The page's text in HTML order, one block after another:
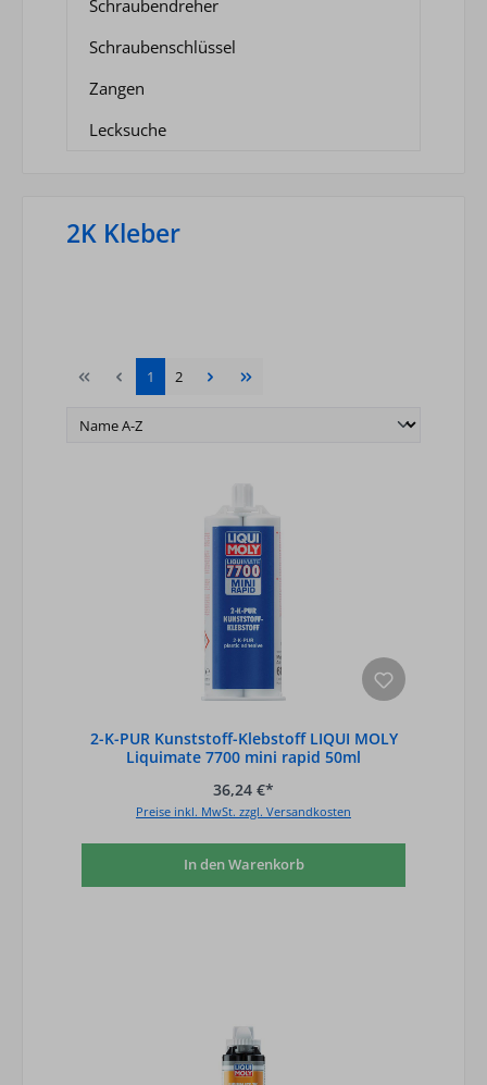
Schraubendreher
Schraubenschlüssel
Zangen
Lecksuche
2K Kleber
Seite
1 Seite
2
2-K-PUR Kunststoff-Klebstoff LIQUI MOLY
Liquimate 7700 mini rapid 50ml
36,24 €*
Preise inkl. MwSt. zzgl. Versandkosten
In den Warenkorb